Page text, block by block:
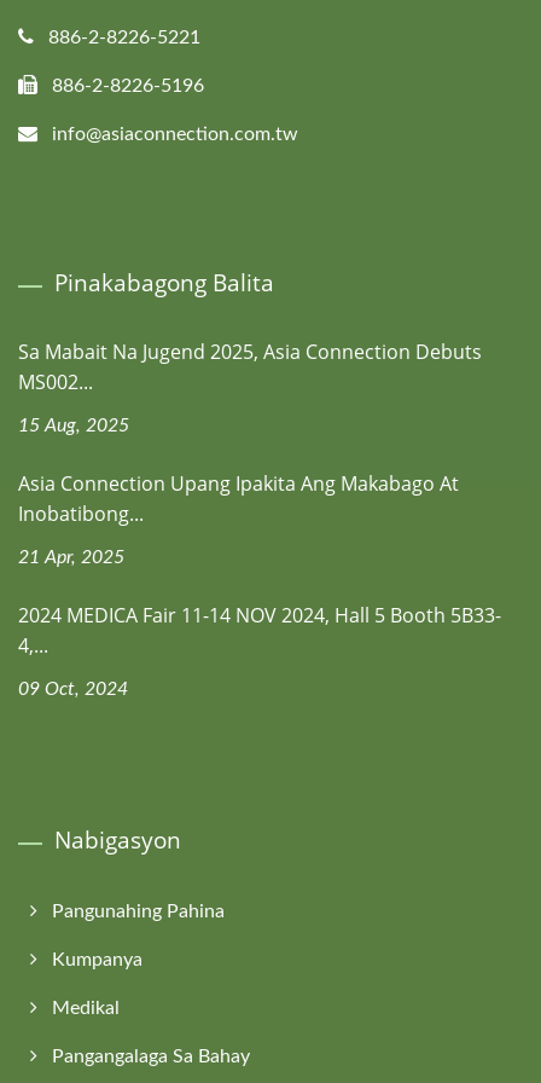
886-2-8226-5221
886-2-8226-5196
info@asiaconnection.com.tw
Pinakabagong Balita
Sa Mabait Na Jugend 2025, Asia Connection Debuts
MS002...
15 Aug, 2025
Asia Connection Upang Ipakita Ang Makabago At
Inobatibong...
21 Apr, 2025
2024 MEDICA Fair 11-14 NOV 2024, Hall 5 Booth 5B33-
4,...
09 Oct, 2024
Nabigasyon
Pangunahing Pahina
Kumpanya
Medikal
Pangangalaga Sa Bahay